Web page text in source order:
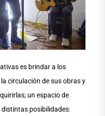
es brindar a los
circulación de sus obras y
un espacio de
posibilidades: